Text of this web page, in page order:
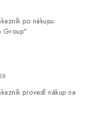
po nákupu
Group"
provedl nákup na